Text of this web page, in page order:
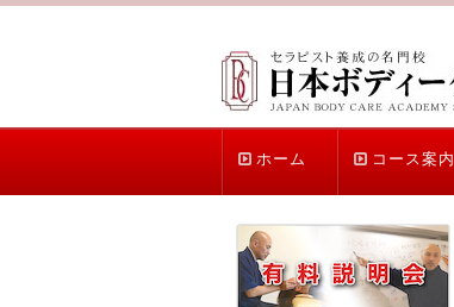
ホーム コース案内